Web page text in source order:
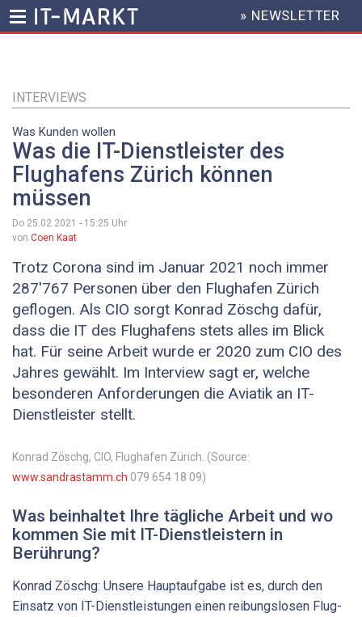
Inhalt
HEADER
MENU
» NEWSLETTER
INTERVIEWS
Was Kunden wollen
Was die IT-Dienstleister des
Flughafens Zürich können
müssen
Do 25.02.2021 - 15:25 Uhr
von Coen Kaat
Trotz Corona sind im Januar 2021 noch immer
287'767 Personen über den Flughafen Zürich
geflogen. Als CIO sorgt ­Konrad Zöschg dafür,
dass die IT des Flughafens stets alles im Blick
hat. Für seine Arbeit wurde er 2020 zum CIO des
­Jahres gewählt. Im Interview sagt er, welche
besonderen Anforderungen die Aviatik an IT-
Dienstleister stellt.
Konrad Zöschg, CIO, Flughafen Zürich. (Source:
www.sandrastamm.ch 079 654 18 09)
Was beinhaltet Ihre tägliche Arbeit und wo
kommen Sie mit IT-Dienstleistern in
Berührung?
Konrad Zöschg: Unsere Hauptaufgabe ist es, durch den
Einsatz von IT-Dienstleistungen einen reibungslosen Flug-